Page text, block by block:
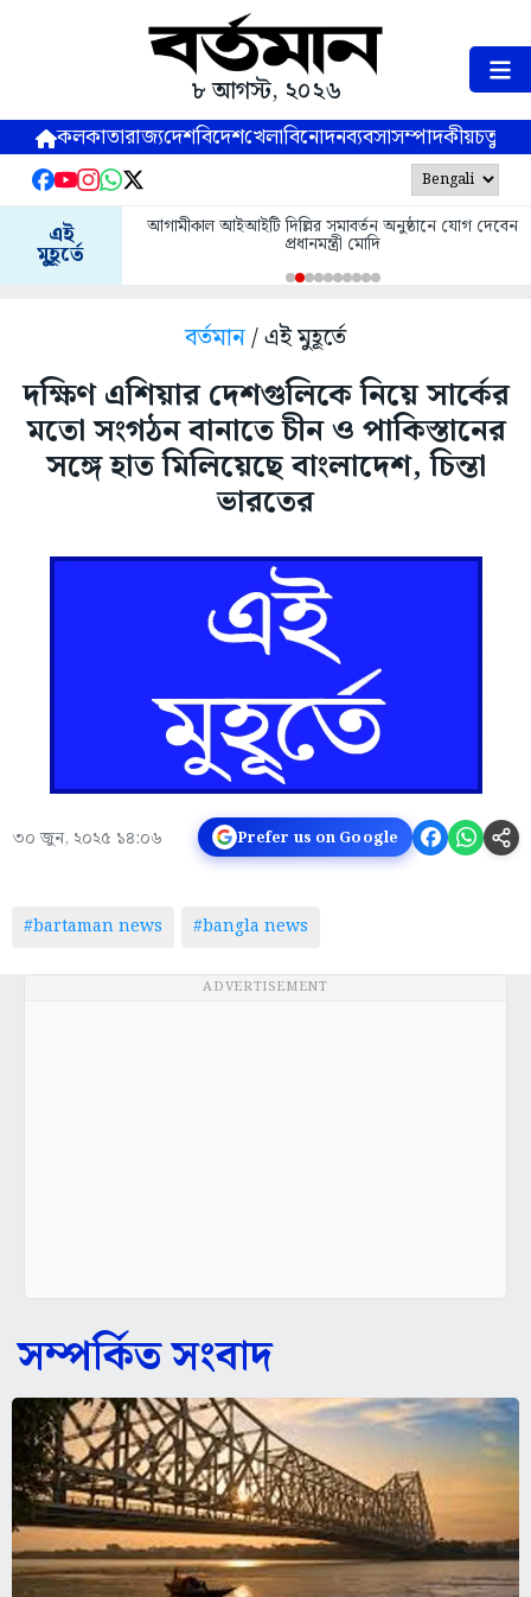
৮ আগস্ট, ২০২৬
কলকাতারাজ্যদেশবিদেশখেলাবিনোদনব্যবসাসম্পাদকীয়
এই
মুহূর্তে
আগামীকাল আইআইটি দিল্লির সমাবর্তন অনুষ্ঠানে যোগ দেবেন
প্রধানমন্ত্রী মোদি
বর্তমান/ এই মুহূর্তে
দক্ষিণ এশিয়ার দেশগুলিকে নিয়ে সার্কের
মতো সংগঠন বানাতে চীন ও পাকিস্তানের
সঙ্গে হাত মিলিয়েছে বাংলাদেশ, চিন্তা
ভারতের
৩০ জুন, ২০২৫ ১৪:০৬ Prefer us on Google
#bartaman news #bangla news
ADVERTISEMENT
সম্পর্কিত সংবাদ